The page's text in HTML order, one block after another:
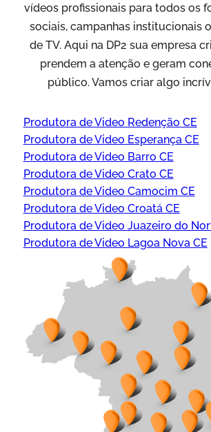
vídeos profissionais para todos os
sociais, campanhas institucionais
de TV. Aqui na DP2 sua empresa
prendem a atenção e geram
público. Vamos criar algo
Produtora de Video Redenção CE
Produtora de Video Esperança CE
Produtora de Video Barro CE
Produtora de Video Crato CE
Produtora de Video Camocim CE
Produtora de Video Croatá CE
Produtora de Video Juazeiro do
Produtora de Video Lagoa Nova CE